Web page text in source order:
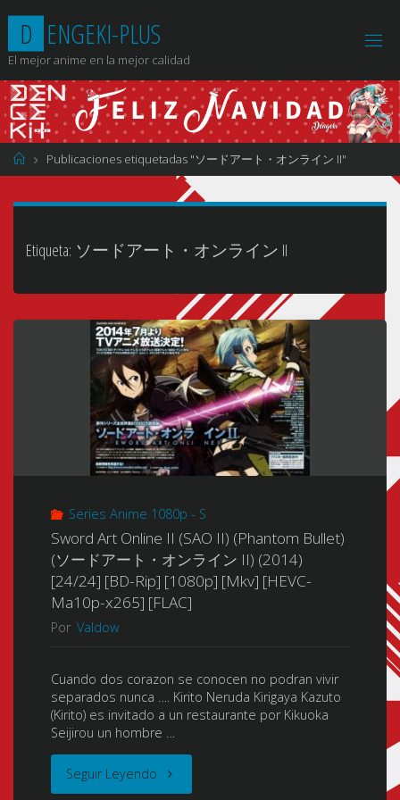
contenido
D ENGEKI-PLUS
El mejor anime en la mejor calidad
Página
de
Publicaciones etiquetadas "ソードアート・オンライン II"
Etiqueta: ソードアート・オンライン II
Series Anime 1080p - S
Sword Art Online II (SAO II) (Phantom Bullet)
(ソードアート・オンライン II) (2014)
[24/24] [BD-Rip] [1080p] [Mkv] [HEVC-
Ma10p-x265] [FLAC]
Por Valdow
Cuando dos corazon se conocen no podran vivir
separados nunca …. Kirito Neruda Kirigaya Kazuto
(Kirito) es invitado a un restaurante por Kikuoka
Seijirou un hombre …
Seguir Leyendo "Sword